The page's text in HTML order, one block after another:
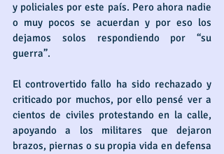
y policiales por este país. Pero ahora nadie
o muy pocos se acuerdan y por eso los
dejamos solos respondiendo por “su
guerra”.
El controvertido fallo ha sido rechazado y
criticado por muchos, por ello pensé ver a
cientos de civiles protestando en la calle,
apoyando a los militares que dejaron
brazos, piernas o su propia vida en defensa